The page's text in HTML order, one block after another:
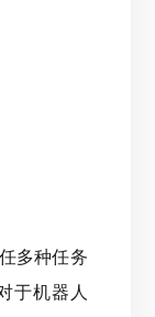
多种任务
于机器人